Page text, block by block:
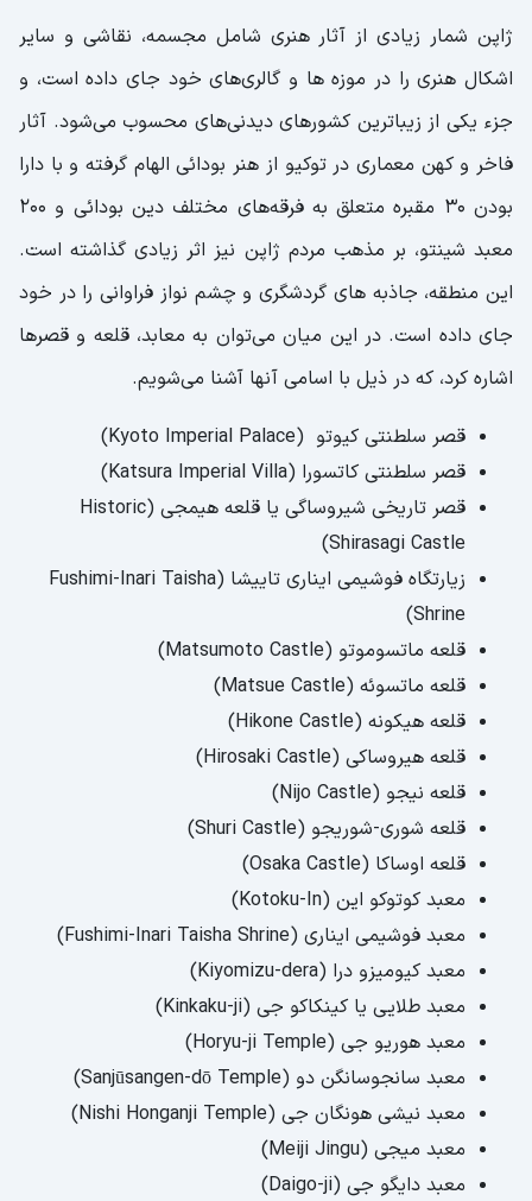
پارک های شگفت‌انگیز ژاپن
پارک نارا
پارک آشیکاگا
مجسمه یادبود هاچیکو
مجسمه یوشیکو دایبوتسو
منطقه تاریخی هیرایزومی (Hiraizumi)
منطقه آکیهابارا (Akihabara)
نزدیک‌ترین ایستگاه مترو به خیابان اکیهابارا
منطقه روپونگی (Roppongi)
چهارراه شیبویا (Shibuya)
منطقه خرید گینزا
دیزنی لند توکیو
موزه ملی هنر غربی (National Museum of
Western Art)
موزه ملی توکیو (The Kyoto National Museum)
برج توکيو اسکای‌تری
برج توکیو (Tokyo Tower)
Stadium)
ژاپن شمار زیادی از آثار هنری شامل مجسمه، نقاشی و سایر
اشکال هنری را در موزه ‌ها و گالری‌‌های خود جای داده است، و
جزء یکی از زیباترین کشورهای دیدنی‌های محسوب می‌شود. آثار
فاخر و کهن معماری در توکیو از هنر بودائی الهام گرفته و با دارا
بودن 30 مقبره متعلق به فرقه‌‌های مختلف دین بودائی و 200
معبد شینتو، بر مذهب مردم ژاپن نیز اثر زیادی گذاشته است.
این منطقه، جاذبه های گردشگری و چشم نواز فراوانی را در خود
جای داده است. در این میان می‌توان به معابد، قلعه و قصرها
اشاره کرد، که در ذیل با اسامی آنها آشنا می‌شویم.
قصر سلطنتی کیوتو (Kyoto Imperial Palace)
قصر سلطنتی کاتسورا (Katsura Imperial Villa)
قصر تاریخی شیروساگی یا قلعه هیمجی (Historic
Shirasagi Castle)
زیارتگاه فوشیمی ایناری تاییشا (Fushimi-Inari Taisha
Shrine)
قلعه ماتسوموتو (Matsumoto Castle)
قلعه ماتسوئه (Matsue Castle)
قلعه هیکونه (Hikone Castle)
قلعه هیروساکی (Hirosaki Castle)
قلعه نیجو (Nijo Castle)
قلعه شوری-شوریجو (Shuri Castle)
قلعه اوساکا (Osaka Castle)
معبد کوتوکو این (Kotoku-In)
معبد فوشیمی ‌ایناری (Fushimi-Inari Taisha Shrine)
معبد کیومیزو درا (Kiyomizu-dera)
معبد طلایی یا کینکاکو جی (Kinkaku-ji)
معبد هوریو جی (Horyu-ji Temple)
معبد سانجوسانگن دو (Sanjūsangen-dō Temple)
معبد نیشی هونگان جی (Nishi Honganji Temple)
معبد میجی (Meiji Jingu)
معبد دایگو جی (Daigo-ji)